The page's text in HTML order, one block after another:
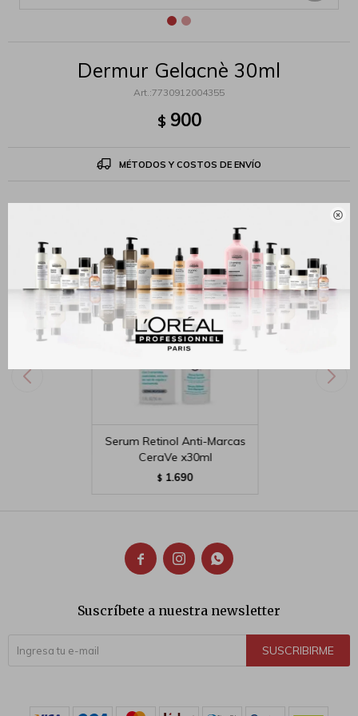

Dermur Gelacnè 30ml
7730912004355
$ 900
MÉTODOS Y COSTOS DE ENVÍO
Productos que te pueden interesar
Serum Retinol Anti-Marcas
CeraVe x30ml
$ 1.690
  
Suscríbete a nuestra newsletter
SUSCRIBIRME